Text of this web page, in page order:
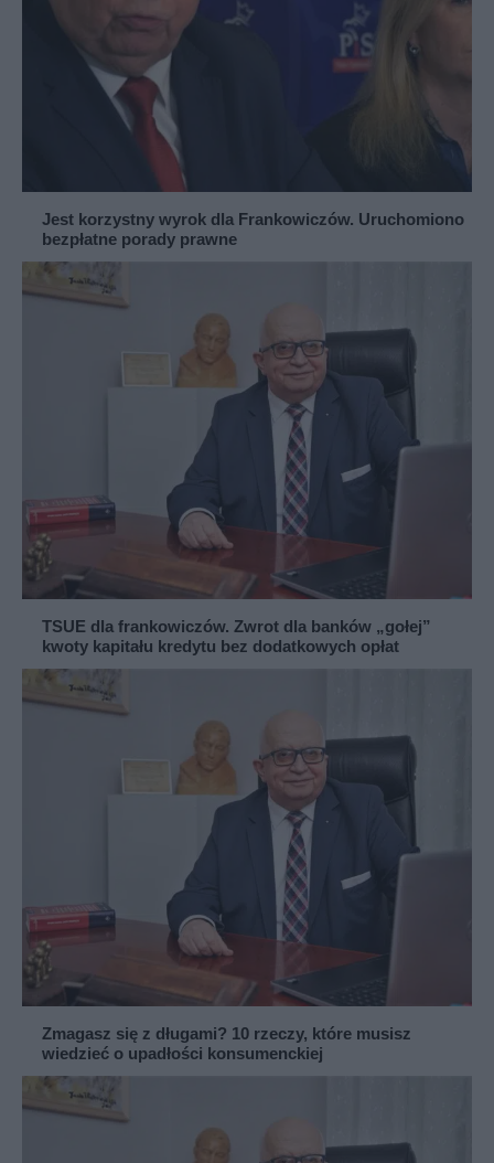
Jest korzystny wyrok dla Frankowiczów. Uruchomiono
bezpłatne porady prawne
TSUE dla frankowiczów. Zwrot dla banków „gołej”
kwoty kapitału kredytu bez dodatkowych opłat
Zmagasz się z długami? 10 rzeczy, które musisz
wiedzieć o upadłości konsumenckiej